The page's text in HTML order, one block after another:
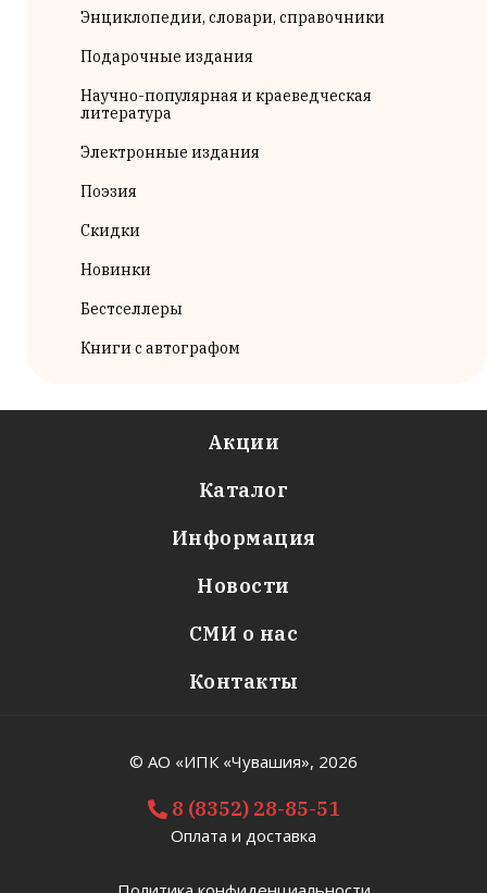
Энциклопедии, словари, справочники
Подарочные издания
Научно-популярная и краеведческая
литература
Электронные издания
Поэзия
Скидки
Новинки
Бестселлеры
Книги с автографом
Акции
Каталог
Информация
Новости
СМИ о нас
Контакты
© АО «ИПК «Чувашия», 2026
8 (8352) 28-85-51
Оплата и доставка